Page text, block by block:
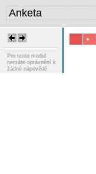
Pro tento modul
nemáte oprávnění k
žádné nápovědě